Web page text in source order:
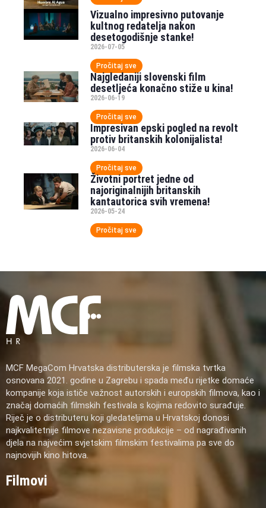
Vizualno impresivno putovanje
kultnog redatelja nakon
desetogodišnje stanke!
2026-07-05
Pročitaj sve
Najgledaniji slovenski film
desetljeća konačno stiže u kina!
2026-06-19
Pročitaj sve
Impresivan epski pogled na revolt
protiv britanskih kolonijalista!
2026-06-04
Pročitaj sve
Životni portret jedne od
najoriginalnijih britanskih
kantautorica svih vremena!
2026-05-24
Pročitaj sve
MCF MegaCom Hrvatska distributerska je filmska tvrtka
osnovana 2021. godine u Zagrebu i spada među rijetke domaće
kompanije koja ističe važnost autorskih i europskih filmova, kao i
značaj domaćih filmskih festivala s kojima redovito surađuje.
Riječ je o distributeru koji gledateljima u Hrvatskoj donosi
najkvalitetnije filmove nezavisne produkcije – od nagrađivanih
djela na najvećim svjetskim filmskim festivalima pa sve do
najnovijih kino hitova.
Filmovi